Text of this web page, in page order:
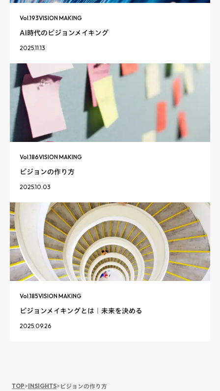
Vol.193VISION MAKING
AI時代のビジョンメイキング
2025.11.13
Vol.186VISION MAKING
ビジョンの作り方
2025.10.03
Vol.185VISION MAKING
ビジョンメイキングとは｜未来を決める
2025.09.26
TOP>INSIGHTS> ビジョンの作り方